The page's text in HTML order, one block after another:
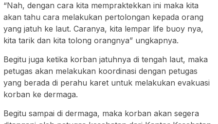
“Nah, dengan cara kita mempraktekkan ini maka kita
akan tahu cara melakukan pertolongan kepada orang
yang jatuh ke laut. Caranya, kita lempar life buoy nya,
kita tarik dan kita tolong orangnya” ungkapnya.
Begitu juga ketika korban jatuhnya di tengah laut, maka
petugas akan melakukan koordinasi dengan petugas
yang berada di perahu karet untuk melakukan evakuasi
korban ke dermaga.
Begitu sampai di dermaga, maka korban akan segera